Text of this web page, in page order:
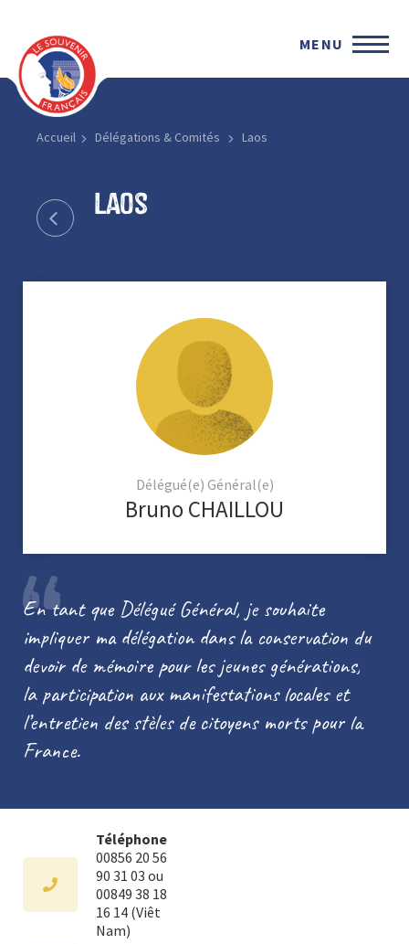
MENU
Accueil Délégations & Comités Laos
Laos
Délégué(e) Général(e)
Bruno CHAILLOU
En tant que Délégué Général, je souhaite
impliquer ma délégation dans la conservation du
devoir de mémoire pour les jeunes générations,
la participation aux manifestations locales et
l’entretien des stèles de citoyens morts pour la
France.
Téléphone
00856 20 56
90 31 03 ou
00849 38 18
16 14 (Viêt
Nam)